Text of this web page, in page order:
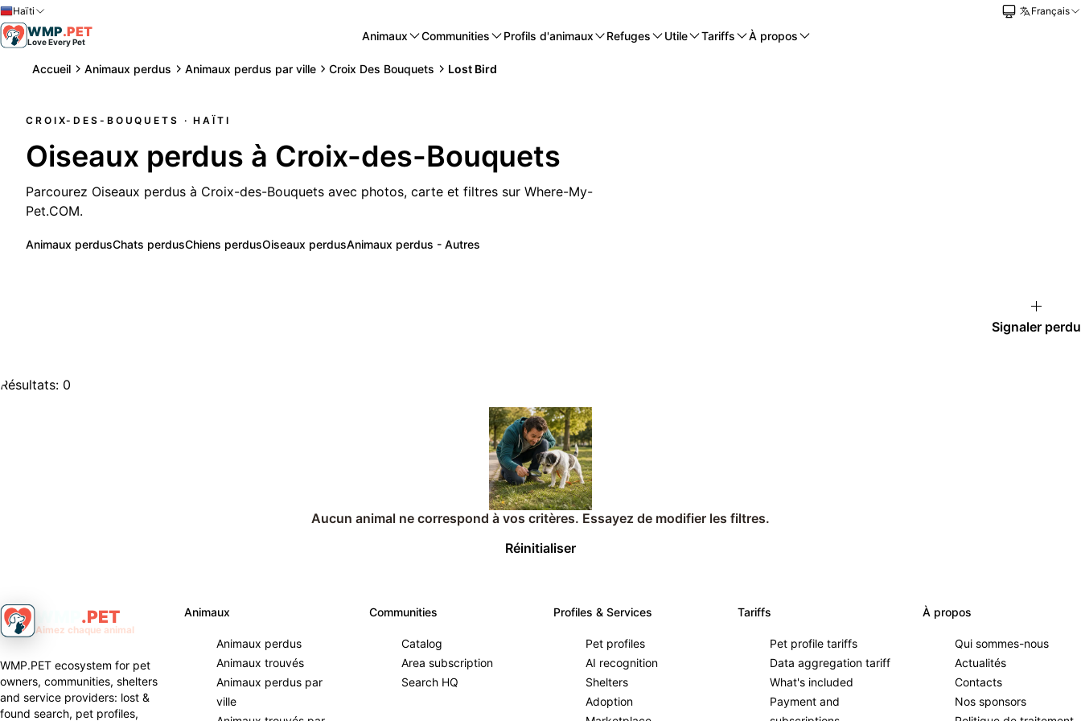
Haïti Français
WMP.PET
Love Every Pet Animaux Communities Profils d'animaux Refuges Utile Tariffs À propos
Accueil Animaux perdus Animaux perdus par ville Croix Des Bouquets Lost Bird
CROIX-DES-BOUQUETS · HAÏTI
Oiseaux perdus à Croix-des-Bouquets
Parcourez Oiseaux perdus à Croix-des-Bouquets avec photos, carte et filtres sur Where-My-
Pet.COM.
Animaux perdusChats perdusChiens perdusOiseaux perdusAnimaux perdus - Autres
Signaler perdu
Résultats: 0
Aucun animal ne correspond à vos critères. Essayez de modifier les filtres.
Réinitialiser
.PET
Aimez chaque animal
WMP.PET ecosystem for pet
owners, communities, shelters
and service providers: lost &
found search, pet profiles,
Animaux
Animaux perdus
Animaux trouvés
Animaux perdus par
ville
Communities
Catalog
Area subscription
Search HQ
Profiles & Services
Pet profiles
AI recognition
Shelters
Adoption
Tariffs
Pet profile tariffs
Data aggregation tariff
What's included
Payment and
À propos
Qui sommes-nous
Actualités
Contacts
Nos sponsors